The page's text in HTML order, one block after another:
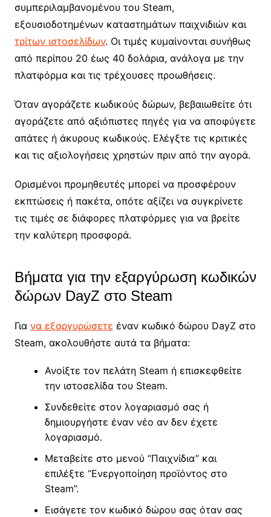
συμπεριλαμβανομένου του Steam,
εξουσιοδοτημένων καταστημάτων παιχνιδιών και
τρίτων ιστοσελίδων. Οι τιμές κυμαίνονται συνήθως
από περίπου 20 έως 40 δολάρια, ανάλογα με την
πλατφόρμα και τις τρέχουσες προωθήσεις.
Όταν αγοράζετε κωδικούς δώρων, βεβαιωθείτε ότι
αγοράζετε από αξιόπιστες πηγές για να αποφύγετε
απάτες ή άκυρους κωδικούς. Ελέγξτε τις κριτικές
και τις αξιολογήσεις χρηστών πριν από την αγορά.
Ορισμένοι προμηθευτές μπορεί να προσφέρουν
εκπτώσεις ή πακέτα, οπότε αξίζει να συγκρίνετε
τις τιμές σε διάφορες πλατφόρμες για να βρείτε
την καλύτερη προσφορά.
Βήματα για την εξαργύρωση κωδικών
δώρων DayZ στο Steam
Για να εξαργυρώσετε έναν κωδικό δώρου DayZ στο
Steam, ακολουθήστε αυτά τα βήματα:
Ανοίξτε τον πελάτη Steam ή επισκεφθείτε
την ιστοσελίδα του Steam.
Συνδεθείτε στον λογαριασμό σας ή
δημιουργήστε έναν νέο αν δεν έχετε
λογαριασμό.
Μεταβείτε στο μενού “Παιχνίδια” και
επιλέξτε “Ενεργοποίηση προϊόντος στο
Steam”.
Εισάγετε τον κωδικό δώρου σας όταν σας